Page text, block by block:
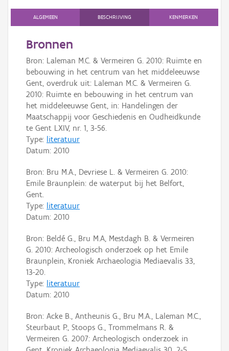
ALGEMEEN BESCHRIJVING KENMERKEN
Bronnen
Bron: Laleman M.C. & Vermeiren G. 2010: Ruimte en
bebouwing in het centrum van het middeleeuwse
Gent, overdruk uit: Laleman M.C. & Vermeiren G.
2010: Ruimte en bebouwing in het centrum van
het middeleeuwse Gent, in: Handelingen der
Maatschappij voor Geschiedenis en Oudheidkunde
te Gent LXIV, nr. 1, 3-56.
Type: literatuur
Datum: 2010
Bron: Bru M.A., Devriese L. & Vermeiren G. 2010:
Emile Braunplein: de waterput bij het Belfort,
Gent.
Type: literatuur
Datum: 2010
Bron: Beldé G., Bru M.A, Mestdagh B. & Vermeiren
G. 2010: Archeologisch onderzoek op het Emile
Braunplein, Kroniek Archaeologia Mediaevalis 33,
13-20.
Type: literatuur
Datum: 2010
Bron: Acke B., Antheunis G., Bru M.A., Laleman M.C.,
Steurbaut P., Stoops G., Trommelmans R. &
Vermeiren G. 2007: Archeologisch onderzoek in